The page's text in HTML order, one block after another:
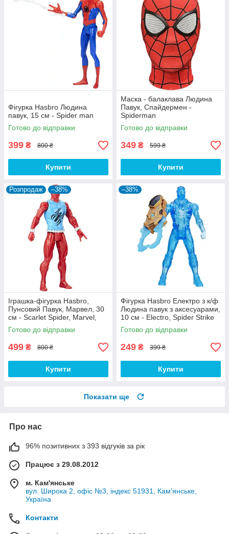
Фігурка Hasbro Людина
павук, 15 см - Spider man
Готово до відправки
399 ₴ 800 ₴
Купити
Маска - балаклава Людина
Павук, Спайдермен -
Spiderman
Готово до відправки
349 ₴ 599 ₴
Купити
Розпродаж –38%
Іграшка-фігурка Hasbro,
Пунсовий Павук, Марвел, 30
см - Scarlet Spider, Marvel,
Titan Hero Series
Готово до відправки
499 ₴ 800 ₴
Купити
–38%
Фігурка Hasbro Електро з к/ф
Людина павук з аксесуарами,
10 см - Electro, Spider Strike
Готово до відправки
249 ₴ 399 ₴
Купити
Показати ще
Про нас
96% позитивних з 393 відгуків за рік
Працює з 29.08.2012
м. Кам'янське
вул. Широка 2, офіс №3, індекс 51931, Кам'янське,
Україна
Контакти